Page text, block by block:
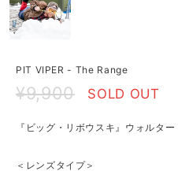
PIT VIPER - The Range
¥9,900 SOLD OUT
『ビッグ・リボウスキ』ウォルタ
＜レンズタイプ＞